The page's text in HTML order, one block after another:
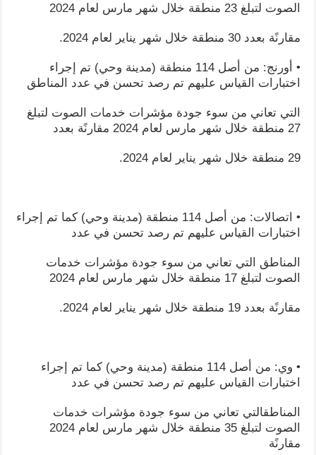
الصوت لتبلغ 23 منطقة خلال شهر مارس لعام 2024
مقارنًة بعدد 30 منطقة خلال شهر يناير لعام 2024.
• أورنج: من أصل 114 منطقة (مدينة وحي) تم إجراء
اختبارات القياس عليهم تم رصد تحسن في عدد المناطق
التي تعاني من سوء جودة مؤشرات خدمات الصوت لتبلغ
27 منطقة خلال شهر مارس لعام 2024 مقارنًة بعدد
29 منطقة خلال شهر يناير لعام 2024.
• اتصالات: من أصل 114 منطقة (مدينة وحي) كما تم إجراء
اختبارات القياس عليهم تم رصد تحسن في عدد
المناطق التي تعاني من سوء جودة مؤشرات خدمات
الصوت لتبلغ 17 منطقة خلال شهر مارس لعام 2024
مقارنًة بعدد 19 منطقة خلال شهر يناير لعام 2024.
• وي: من أصل 114 منطقة (مدينة وحي) كما تم إجراء
اختبارات القياس عليهم تم رصد تحسن في عدد
المناطقالتي تعاني من سوء جودة مؤشرات خدمات
الصوت لتبلغ 35 منطقة خلال شهر مارس لعام 2024
مقارنًة